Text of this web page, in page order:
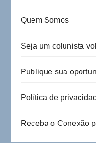
Quem Somos
Seja um colunista
Publique sua
Política de
Receba o Conexão